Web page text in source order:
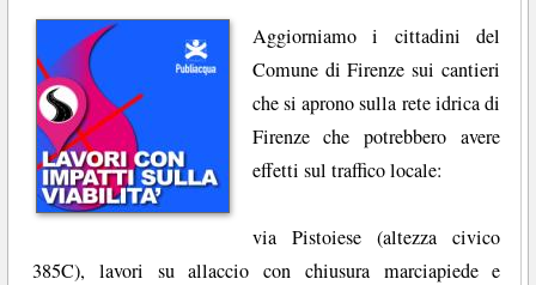
Aggiorniamo i cittadini del
Comune di Firenze sui cantieri
che si aprono sulla rete idrica di
Firenze che potrebbero avere
effetti sul traffico locale:
via Pistoiese (altezza civico
385C), lavori su allaccio con chiusura marciapiede e